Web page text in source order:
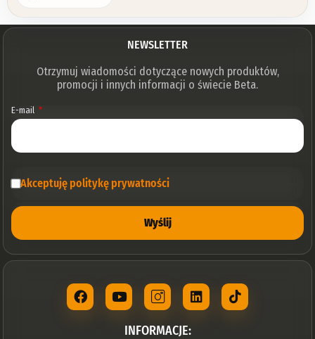
NEWSLETTER
Otrzymuj wiadomości dotyczące nowych produktów,
promocji i innych informacji o świecie Beta.
E-mail
Akceptuję politykę prywatności
Wyślij
INFORMACJE: